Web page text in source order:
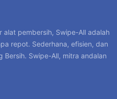
alat pembersih, Swipe-All adalah
repot. Sederhana, efisien, dan
Swipe-All, mitra andalan